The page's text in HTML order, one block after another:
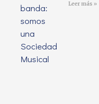
Leer más »